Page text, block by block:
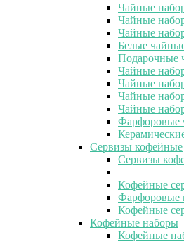
Чайные
Чайные
Чайные
Белые
Подарочные
Чайные
Чайные
Чайные
Чайные
Фарфоровые
Сервизы кофейные
Сервизы
Кофейные
Фарфоровые
Кофейные
Кофейные наборы
Кофейные